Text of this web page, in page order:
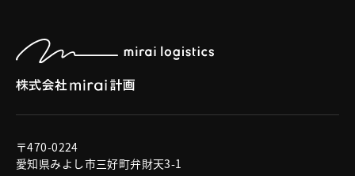
〒470-0224
愛知県みよし市三好町弁財天3-1